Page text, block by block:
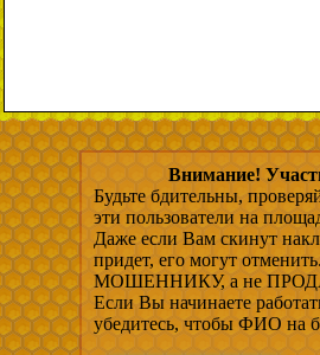
Внимание!
Будьте бдительны,
эти пользователи на
Даже если Вам скинут
придет, его могут
МОШЕННИКУ, а не
Если Вы начинаете
убедитесь, чтобы ФИО на